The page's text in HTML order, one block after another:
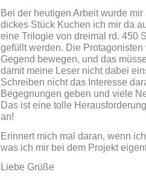
Bei der heutigen Arbeit wurde
dickes Stück Kuchen ich mir da
eine Trilogie von dreimal rd. 450
gefüllt werden. Die
Gegend bewegen, und das
damit meine Leser nicht dabei
Schreiben nicht das Interesse
Begegnungen geben und viele
Das ist eine tolle
an!
Erinnert mich mal daran, wenn
was ich mir bei dem Projekt
Liebe Grüße